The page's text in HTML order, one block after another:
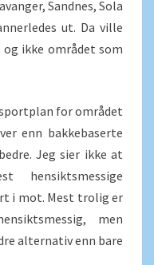
Sandnes, Sola
ut. Da ville
ikke området som
for området
enn bakkebaserte
Jeg sier ikke at
i mot. Mest trolig er
men
alternativ enn bare